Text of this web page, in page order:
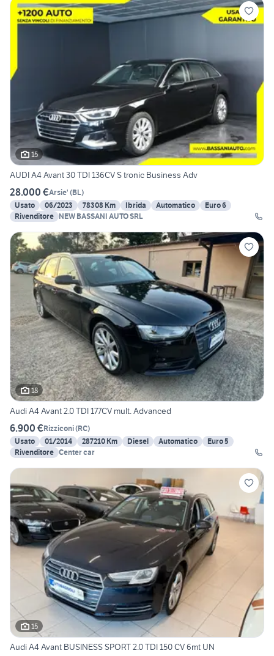
15
AUDI A4 Avant 30 TDI 136CV S tronic Business Adv
28.000 €Arsie' (BL)
Usato
06/2023 78308 Km Ibrida Automatico
Euro 6
Rivenditore NEW BASSANI AUTO SRL
18
Audi A4 Avant 2.0 TDI 177CV mult. Advanced
6.900 €Rizziconi(RC)
Usato
01/2014 287210 Km Diesel Automatico
Euro 5
Rivenditore Center car
15
Audi A4 Avant BUSINESS SPORT 2.0 TDI 150 CV 6mt UN